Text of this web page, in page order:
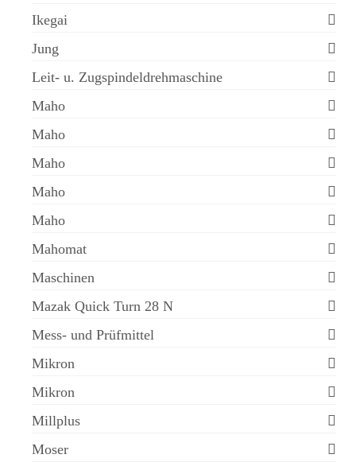
Ikegai
Jung
Leit- u. Zugspindeldrehmaschine
Maho
Maho
Maho
Maho
Maho
Mahomat
Maschinen
Mazak Quick Turn 28 N
Mess- und Prüfmittel
Mikron
Mikron
Millplus
Moser